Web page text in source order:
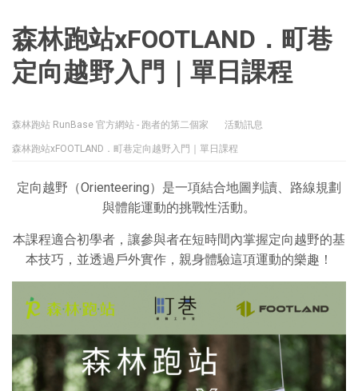
森林跑站xFOOTLAND．町巷
定向越野入門｜單日課程
森林跑站 RunBase 官方網站 - 跑者的第二個家 活動訊息
森林跑站xFOOTLAND．町巷定向越野入門｜單日課程
定向越野（Orienteering）是一項結合地圖判讀、路線規劃
與體能運動的挑戰性活動。
本課程適合初學者，讓參與者在短時間內掌握定向越野的基
本技巧，並透過戶外實作，親身體驗這項運動的樂趣！